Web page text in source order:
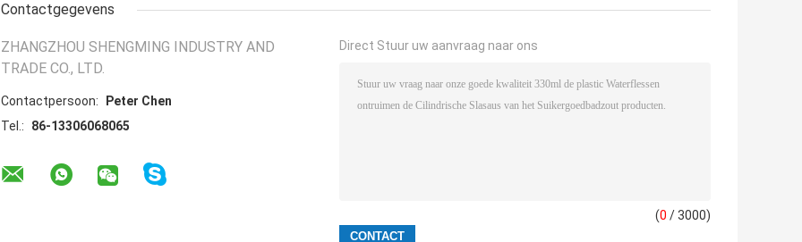
Contactgegevens
ZHANGZHOU SHENGMING INDUSTRY AND
TRADE CO., LTD.
Contactpersoon:
Peter Chen
Tel.:
86-13306068065
Direct Stuur uw aanvraag naar ons
(0 / 3000)